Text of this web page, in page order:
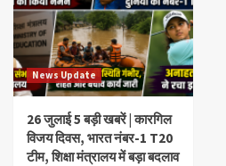
News Update
26 जुलाई 5 बड़ी खबरें | कारगिल
विजय दिवस, भारत नंबर-1 T20
टीम, शिक्षा मंत्रालय में बड़ा बदलाव